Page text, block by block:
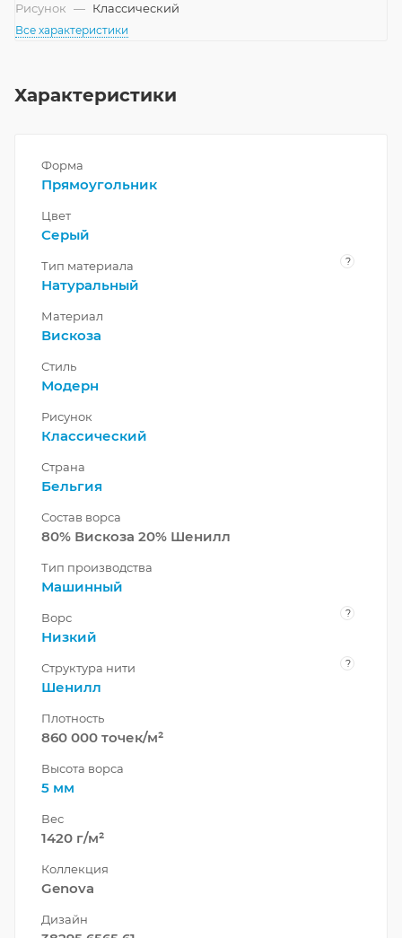
Рисунок — Классический
Все характеристики
Характеристики
Форма
Прямоугольник
Цвет
Серый
Тип материала ?
Натуральный
Материал
Вискоза
Стиль
Модерн
Рисунок
Классический
Страна
Бельгия
Состав ворса
80% Вискоза 20% Шенилл
Тип производства
Машинный
Ворс ?
Низкий
Структура нити ?
Шенилл
Плотность
860 000 точек/м²
Высота ворса
5 мм
Вес
1420 г/м²
Коллекция
Genova
Дизайн